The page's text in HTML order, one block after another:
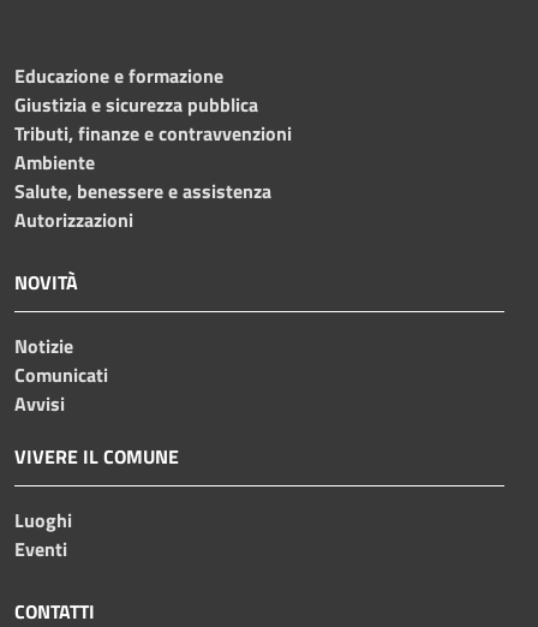
Educazione e formazione
Giustizia e sicurezza pubblica
Tributi, finanze e contravvenzioni
Ambiente
Salute, benessere e assistenza
Autorizzazioni
NOVITÀ
Notizie
Comunicati
Avvisi
VIVERE IL COMUNE
Luoghi
Eventi
CONTATTI